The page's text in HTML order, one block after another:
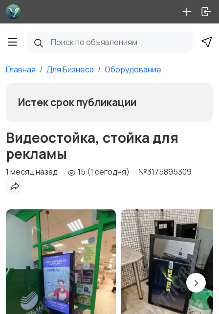
Главная Для Бизнеса Оборудование
Истек срок публикации
Видеостойка, стойка для
рекламы
1 месяц назад 15 (1 сегодня) №3175895309